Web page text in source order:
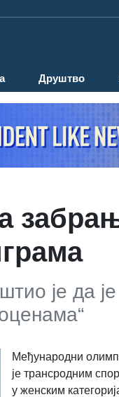
Друштво
је да
Међународни
је трансродним
у женским